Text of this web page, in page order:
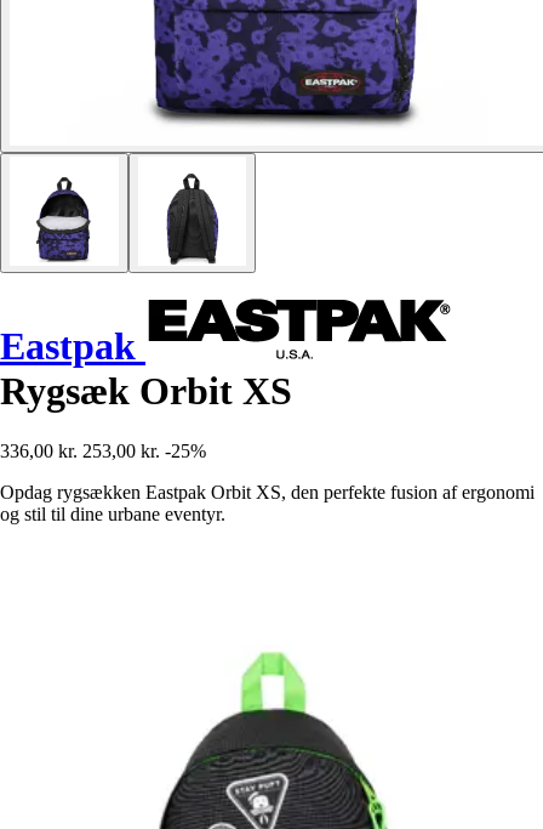
Eastpak
Rygsæk Orbit XS
336,00 kr. 253,00 kr. -25%
Opdag rygsækken Eastpak Orbit XS, den perfekte fusion af ergonomi
og stil til dine urbane eventyr.